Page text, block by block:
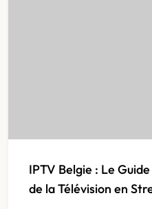
IPTV Belgie : Le
de la Télévision en